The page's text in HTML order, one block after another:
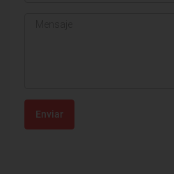
Enviar